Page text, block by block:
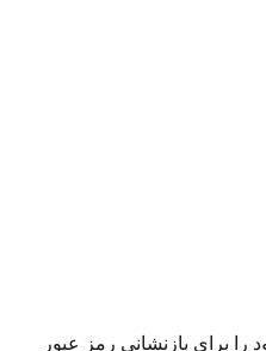
را برای بازنشانی رمز عبور